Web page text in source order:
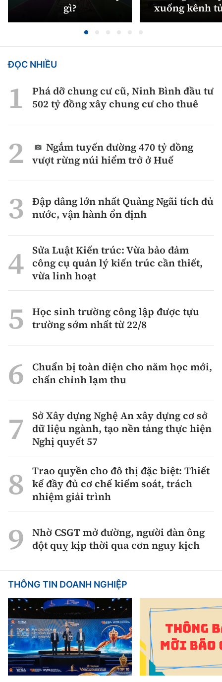
gì?
xuống kênh
ĐỌC NHIỀU
Phá dỡ chung cư cũ, Ninh Bình đầu tư
502 tỷ đồng xây chung cư cho thuê
Ngắm tuyến đường 470 tỷ đồng
vượt rừng núi hiểm trở ở Huế
Đập dâng lớn nhất Quảng Ngãi tích đủ
nước, vận hành ổn định
Sửa Luật Kiến trúc: Vừa bảo đảm
công cụ quản lý kiến trúc cần thiết,
vừa linh hoạt
Học sinh trường công lập được tựu
trường sớm nhất từ 22/8
Chuẩn bị toàn diện cho năm học mới,
chấn chỉnh lạm thu
Sở Xây dựng Nghệ An xây dựng cơ sở
dữ liệu ngành, tạo nền tảng thực hiện
Nghị quyết 57
Trao quyền cho đô thị đặc biệt: Thiết
kế đầy đủ cơ chế kiểm soát, trách
nhiệm giải trình
Nhờ CSGT mở đường, người đàn ông
đột quỵ kịp thời qua cơn nguy kịch
THÔNG TIN DOANH NGHIỆP